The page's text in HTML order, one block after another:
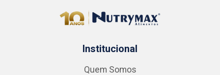
Institucional
Quem Somos